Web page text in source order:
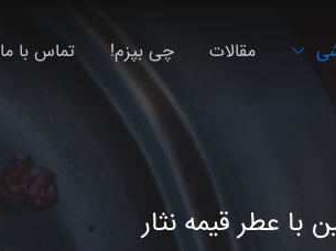
مقالات چی بپزم! تماس با ما
با عطر قیمه نثار